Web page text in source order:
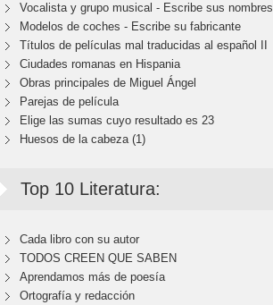
Vocalista y grupo musical - Escribe sus nombres
Modelos de coches - Escribe su fabricante
Títulos de películas mal traducidas al español II
Ciudades romanas en Hispania
Obras principales de Miguel Ángel
Parejas de película
Elige las sumas cuyo resultado es 23
Huesos de la cabeza (1)
Top 10 Literatura:
Cada libro con su autor
TODOS CREEN QUE SABEN
Aprendamos más de poesía
Ortografía y redacción